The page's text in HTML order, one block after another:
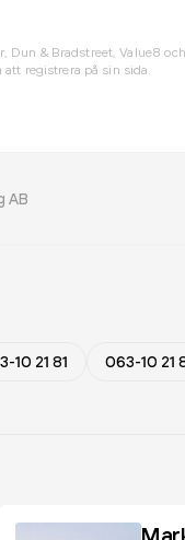
Dun & Bradstreet, Value8 och
registrera på sin sida.
AB
10 21 81 063-10 21